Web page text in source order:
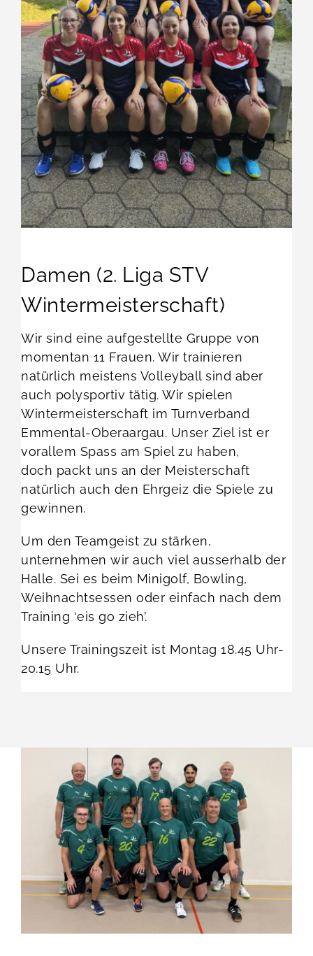
Damen (2. Liga STV
Wintermeisterschaft)
Wir sind eine aufgestellte Gruppe von
momentan 11 Frauen. Wir trainieren
natürlich meistens Volleyball sind aber
auch polysportiv tätig. Wir spielen
Wintermeisterschaft im Turnverband
Emmental-Oberaargau. Unser Ziel ist er
vorallem Spass am Spiel zu haben,
doch packt uns an der Meisterschaft
natürlich auch den Ehrgeiz die Spiele zu
gewinnen.
Um den Teamgeist zu stärken,
unternehmen wir auch viel ausserhalb der
Halle. Sei es beim Minigolf, Bowling,
Weihnachtsessen oder einfach nach dem
Training ‘eis go zieh’.
Unsere Trainingszeit ist Montag 18.45 Uhr-
20.15 Uhr.